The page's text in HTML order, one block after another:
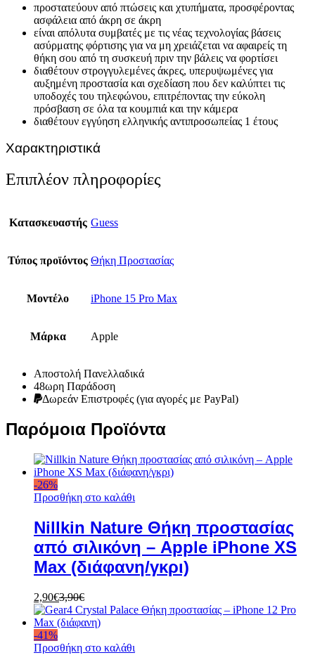
προστατεύουν από πτώσεις και χτυπήματα, προσφέροντας
ασφάλεια από άκρη σε άκρη
είναι απόλυτα συμβατές με τις νέας τεχνολογίας βάσεις
ασύρματης φόρτισης για να μη χρειάζεται να αφαιρείς τη
θήκη σου από τη συσκευή πριν την βάλεις να φορτίσει
διαθέτουν στρογγυλεμένες άκρες, υπερυψωμένες για
αυξημένη προστασία και σχεδίαση που δεν καλύπτει τις
υποδοχές του τηλεφώνου, επιτρέποντας την εύκολη
πρόσβαση σε όλα τα κουμπιά και την κάμερα
διαθέτουν εγγύηση ελληνικής αντιπροσωπείας 1 έτους
Χαρακτηριστικά
Επιπλέον πληροφορίες
Κατασκευαστής Guess
Τύπος προϊόντος Θήκη Προστασίας
Μοντέλο iPhone 15 Pro Max
Μάρκα Apple
Αποστολή Πανελλαδικά
48ωρη Παράδοση
Δωρεάν Eπιστροφές (για αγορές με PayPal)
Παρόμοια Προϊόντα
-26%
Προσθήκη στο καλάθι
Nillkin Nature Θήκη προστασίας
από σιλικόνη – Apple iPhone XS
Max (διάφανη/γκρι)
2,90€3,90€
-41%
Προσθήκη στο καλάθι